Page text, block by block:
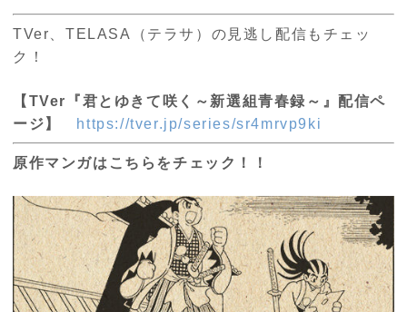
TVer、TELASA（テラサ）の見逃し配信もチェッ
ク！
【TVer『君とゆきて咲く～新選組青春録～』配信ペ
ージ】
https://tver.jp/series/sr4mrvp9ki
原作マンガはこちらをチェック！！